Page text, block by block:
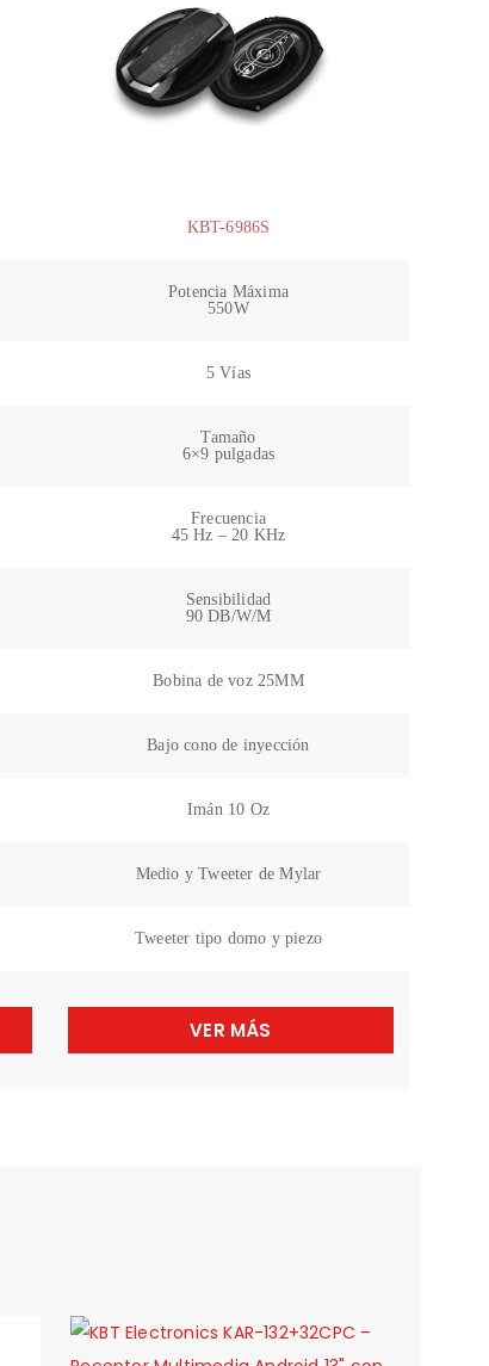
KBT-6986S
Potencia Máxima
550W
5 Vías
Tamaño
6×9 pulgadas
Frecuencia
45 Hz – 20 KHz
Sensibilidad
90 DB/W/M
Bobina de voz 25MM
Bajo cono de inyección
Imán 10 Oz
Medio y Tweeter de Mylar
Tweeter tipo domo y piezo
VER MÁS